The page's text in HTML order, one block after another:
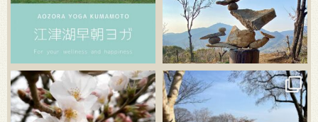
3月 20 3月 18